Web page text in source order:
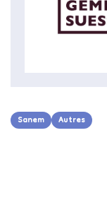
Sanem Autres